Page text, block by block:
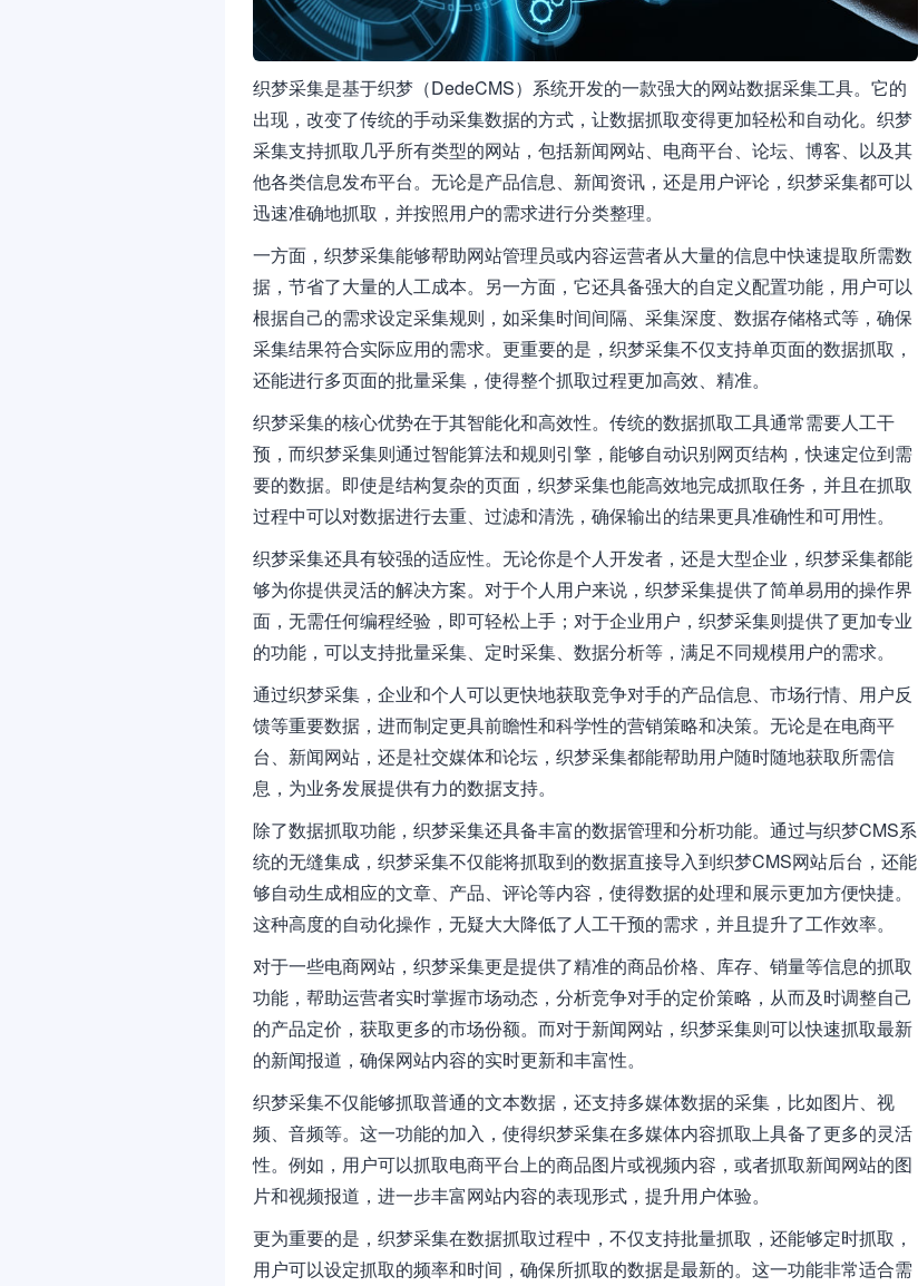
织梦采集是基于织梦（DedeCMS）系统开发的一款强大的网站数据采集工具。它的
出现，改变了传统的手动采集数据的方式，让数据抓取变得更加轻松和自动化。织梦
采集支持抓取几乎所有类型的网站，包括新闻网站、电商平台、论坛、博客、以及其
他各类信息发布平台。无论是产品信息、新闻资讯，还是用户评论，织梦采集都可以
迅速准确地抓取，并按照用户的需求进行分类整理。
一方面，织梦采集能够帮助网站管理员或内容运营者从大量的信息中快速提取所需数
据，节省了大量的人工成本。另一方面，它还具备强大的自定义配置功能，用户可以
根据自己的需求设定采集规则，如采集时间间隔、采集深度、数据存储格式等，确保
采集结果符合实际应用的需求。更重要的是，织梦采集不仅支持单页面的数据抓取，
还能进行多页面的批量采集，使得整个抓取过程更加高效、精准。
织梦采集的核心优势在于其智能化和高效性。传统的数据抓取工具通常需要人工干
预，而织梦采集则通过智能算法和规则引擎，能够自动识别网页结构，快速定位到需
要的数据。即使是结构复杂的页面，织梦采集也能高效地完成抓取任务，并且在抓取
过程中可以对数据进行去重、过滤和清洗，确保输出的结果更具准确性和可用性。
织梦采集还具有较强的适应性。无论你是个人开发者，还是大型企业，织梦采集都能
够为你提供灵活的解决方案。对于个人用户来说，织梦采集提供了简单易用的操作界
面，无需任何编程经验，即可轻松上手；对于企业用户，织梦采集则提供了更加专业
的功能，可以支持批量采集、定时采集、数据分析等，满足不同规模用户的需求。
通过织梦采集，企业和个人可以更快地获取竞争对手的产品信息、市场行情、用户反
馈等重要数据，进而制定更具前瞻性和科学性的营销策略和决策。无论是在电商平
台、新闻网站，还是社交媒体和论坛，织梦采集都能帮助用户随时随地获取所需信
息，为业务发展提供有力的数据支持。
除了数据抓取功能，织梦采集还具备丰富的数据管理和分析功能。通过与织梦CMS系
统的无缝集成，织梦采集不仅能将抓取到的数据直接导入到织梦CMS网站后台，还能
够自动生成相应的文章、产品、评论等内容，使得数据的处理和展示更加方便快捷。
这种高度的自动化操作，无疑大大降低了人工干预的需求，并且提升了工作效率。
对于一些电商网站，织梦采集更是提供了精准的商品价格、库存、销量等信息的抓取
功能，帮助运营者实时掌握市场动态，分析竞争对手的定价策略，从而及时调整自己
的产品定价，获取更多的市场份额。而对于新闻网站，织梦采集则可以快速抓取最新
的新闻报道，确保网站内容的实时更新和丰富性。
织梦采集不仅能够抓取普通的文本数据，还支持多媒体数据的采集，比如图片、视
频、音频等。这一功能的加入，使得织梦采集在多媒体内容抓取上具备了更多的灵活
性。例如，用户可以抓取电商平台上的商品图片或视频内容，或者抓取新闻网站的图
片和视频报道，进一步丰富网站内容的表现形式，提升用户体验。
更为重要的是，织梦采集在数据抓取过程中，不仅支持批量抓取，还能够定时抓取，
用户可以设定抓取的频率和时间，确保所抓取的数据是最新的。这一功能非常适合需